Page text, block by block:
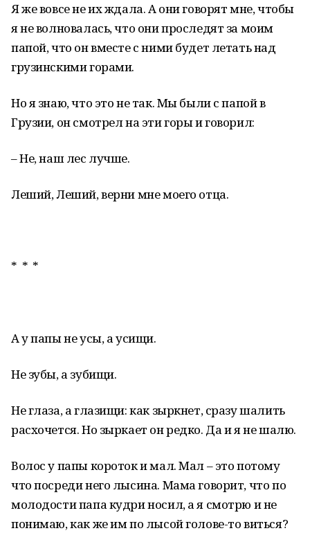
Я же вовсе не их ждала. А они говорят мне, чтобы
я не волновалась, что они проследят за моим
папой, что он вместе с ними будет летать над
грузинскими горами.
Но я знаю, что это не так. Мы были с папой в
Грузии, он смотрел на эти горы и говорил:
– Не, наш лес лучше.
Леший, Леший, верни мне моего отца.
* * *
А у папы не усы, а усищи.
Не зубы, а зубищи.
Не глаза, а глазищи: как зыркнет, сразу шалить
расхочется. Но зыркает он редко. Да и я не шалю.
Волос у папы короток и мал. Мал – это потому
что посреди него лысина. Мама говорит, что по
молодости папа кудри носил, а я смотрю и не
понимаю, как же им по лысой голове-то виться?